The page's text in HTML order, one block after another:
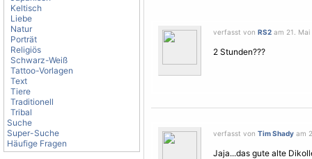
Keltisch
Liebe
Natur
Porträt
Religiös
Schwarz-Weiß
Tattoo-Vorlagen
Text
Tiere
Traditionell
Tribal
Suche
Super-Suche
Häufige Fragen
verfasst von RS2 am 21. Mai
2 Stunden???
verfasst von Tim Shady am
Jaja...das gute alte